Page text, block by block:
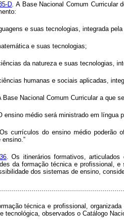
D. A Base Nacional Comum Curricular
e suas tecnologias, integrada
e suas tecnologias;
da natureza e suas tecnologias,
humanas e sociais aplicadas,
Base Nacional Comum Curricular a que
ensino médio será ministrado em língua
currículos do ensino médio poderão
. Os itinerários formativos,
da formação técnica e profissional,
dos sistemas de ensino,
técnica e profissional,
tecnológica, observados o Catálogo